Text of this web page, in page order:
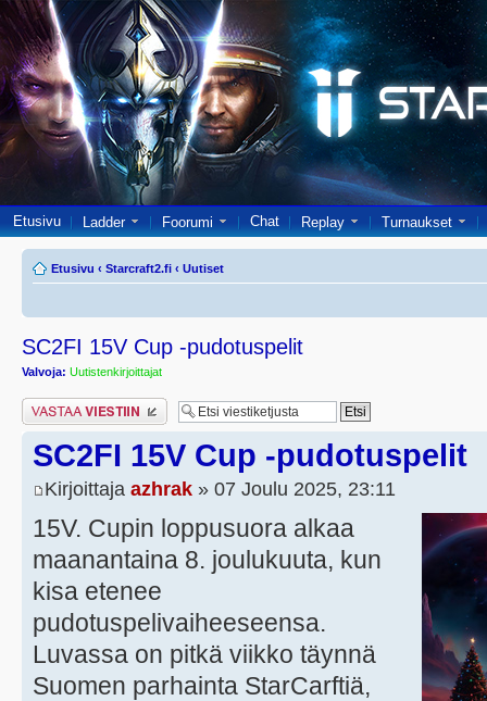
Etusivu Ladder Foorumi Chat Replay Turnaukset
Etusivu ‹ Starcraft2.fi ‹ Uutiset
SC2FI 15V Cup -pudotuspelit
Valvoja: Uutistenkirjoittajat
Lähetä vastaus
SC2FI 15V Cup -pudotuspelit
Kirjoittaja azhrak » 07 Joulu 2025, 23:11
15V. Cupin loppusuora alkaa
maanantaina 8. joulukuuta, kun
kisa etenee
pudotuspelivaiheeseensa.
Luvassa on pitkä viikko täynnä
Suomen parhainta StarCarftiä,